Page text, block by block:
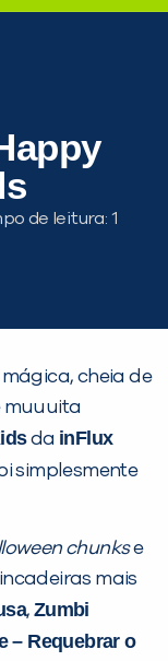
de leitura:
cheia de
muuuita
da inFlux
simplesmente
chunkse
mais
, Zumbi
– Requebrar o